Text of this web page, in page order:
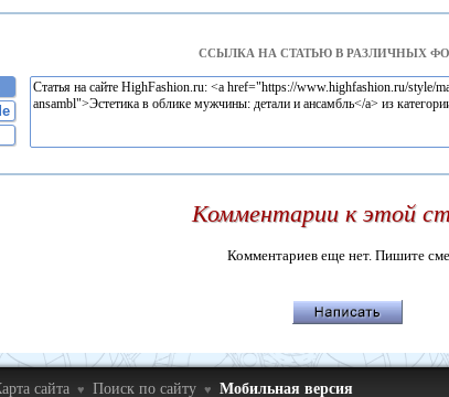
ССЫЛКА НА СТАТЬЮ В РАЗЛИЧНЫХ
Комментарии к этой
Комментариев еще нет. Пишите
сайта ♥ Поиск по сайту ♥ Мобильная версия